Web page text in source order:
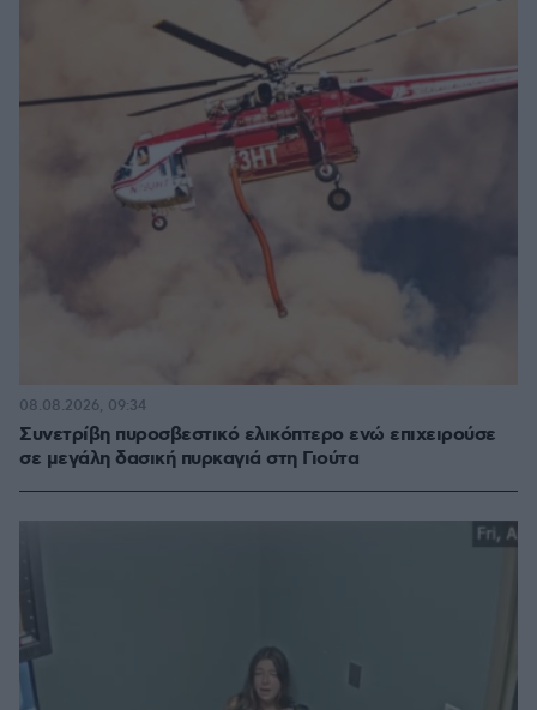
Συνετρίβη πυροσβεστικό ελικόπτερο ενώ επιχειρούσε
σε μεγάλη δασική πυρκαγιά στη Γιούτα
08.08.2026, 09:34